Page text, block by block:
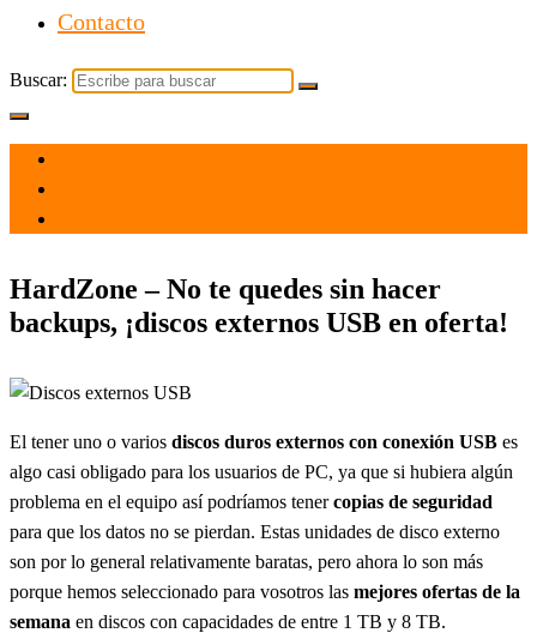
Contacto
Buscar:
HardZone – No te quedes sin hacer
backups, ¡discos externos USB en oferta!
El tener uno o varios discos duros externos con conexión USB es
algo casi obligado para los usuarios de PC, ya que si hubiera algún
problema en el equipo así podríamos tenercopias de seguridad
para que los datos no se pierdan. Estas unidades de disco externo
son por lo general relativamente baratas, pero ahora lo son más
porque hemos seleccionado para vosotros las mejores ofertas de la
semana en discos con capacidades de entre 1 TB y 8 TB.